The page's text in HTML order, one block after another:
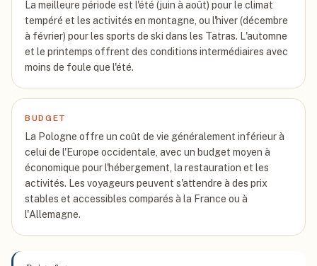
La meilleure période est l'été (juin à août) pour le climat
tempéré et les activités en montagne, ou l'hiver (décembre
à février) pour les sports de ski dans les Tatras. L'automne
et le printemps offrent des conditions intermédiaires avec
moins de foule que l'été.
BUDGET
La Pologne offre un coût de vie généralement inférieur à
celui de l'Europe occidentale, avec un budget moyen à
économique pour l'hébergement, la restauration et les
activités. Les voyageurs peuvent s'attendre à des prix
stables et accessibles comparés à la France ou à
l'Allemagne.